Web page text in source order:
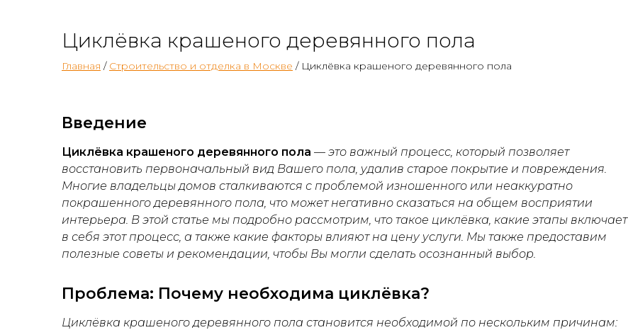
Циклёвка крашеного деревянного пола
Главная / Строительство и отделка в Москве / Циклёвка крашеного деревянного пола
Введение
Циклёвка крашеного деревянного пола — это важный процесс, который позволяет
восстановить первоначальный вид Вашего пола, удалив старое покрытие и повреждения.
Многие владельцы домов сталкиваются с проблемой изношенного или неаккуратно
покрашенного деревянного пола, что может негативно сказаться на общем восприятии
интерьера. В этой статье мы подробно рассмотрим, что такое циклёвка, какие этапы включает
в себя этот процесс, а также какие факторы влияют на цену услуги. Мы также предоставим
полезные советы и рекомендации, чтобы Вы могли сделать осознанный выбор.
Проблема: Почему необходима циклёвка?
Циклёвка крашеного деревянного пола становится необходимой по нескольким причинам: